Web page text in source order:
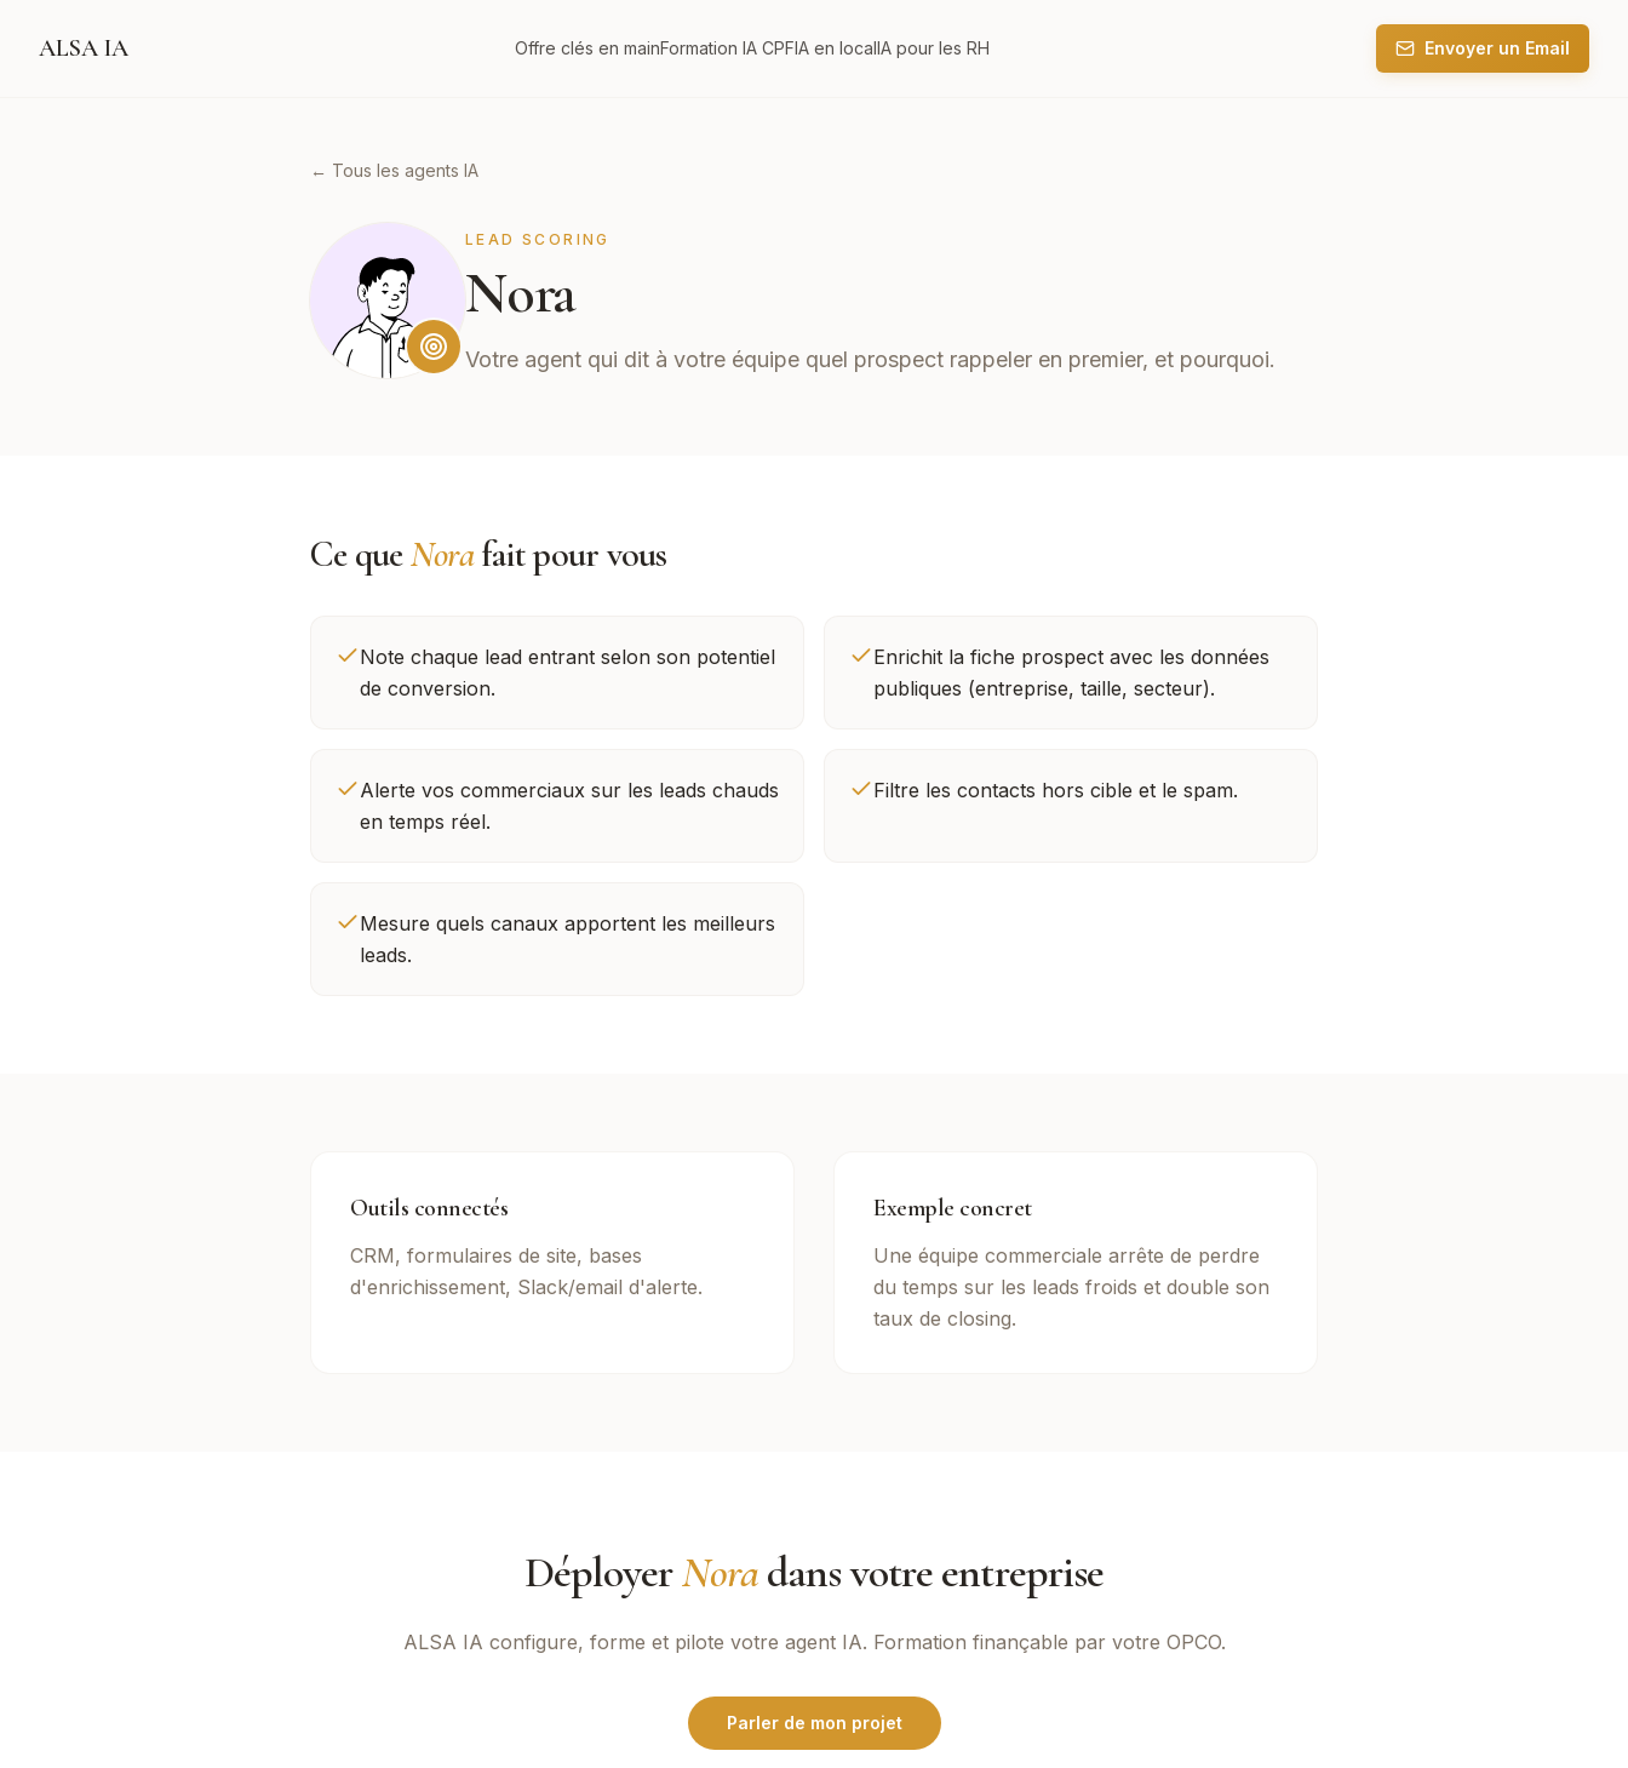
ALSA IA Offre clés en mainFormation IA CPFIA en localIA pour les RH Envoyer un Email
← Tous les agents IA
LEAD SCORING
Nora
Votre agent qui dit à votre équipe quel prospect rappeler en premier, et pourquoi.
Ce queNorafait pour vous
Note chaque lead entrant selon son potentiel
de conversion.
Enrichit la fiche prospect avec les données
publiques (entreprise, taille, secteur).
Alerte vos commerciaux sur les leads chauds
en temps réel.
Filtre les contacts hors cible et le spam.
Mesure quels canaux apportent les meilleurs
leads.
Outils connectés
CRM, formulaires de site, bases
d'enrichissement, Slack/email d'alerte.
Exemple concret
Une équipe commerciale arrête de perdre
du temps sur les leads froids et double son
taux de closing.
DéployerNoradans votre entreprise
ALSA IA configure, forme et pilote votre agent IA. Formation finançable par votre OPCO.
Parler de mon projet